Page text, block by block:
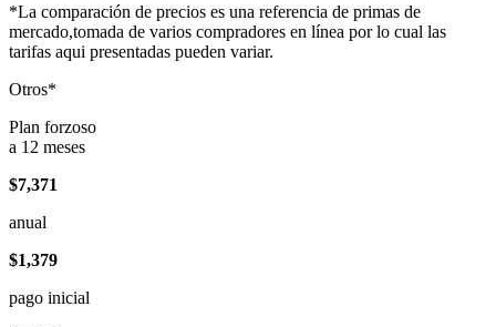
*La comparación de precios es una referencia de primas de
mercado,tomada de varios compradores en línea por lo cual las
tarifas aqui presentadas pueden variar.
Otros*
Plan forzoso
a 12 meses
$7,371
anual
$1,379
pago inicial